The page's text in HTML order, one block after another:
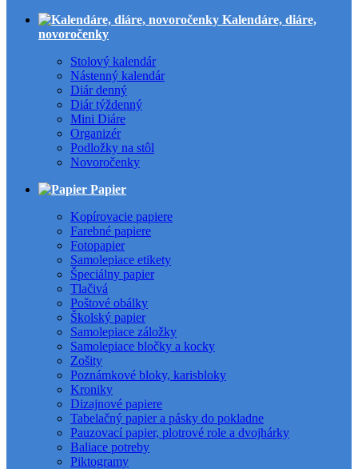
Kalendáre, diáre,
novoročenky
Stolový kalendár
Nástenný kalendár
Diár denný
Diár týždenný
Mini Diáre
Organizér
Podložky na stôl
Novoročenky
Papier
Kopírovacie papiere
Farebné papiere
Fotopapier
Samolepiace etikety
Špeciálny papier
Tlačivá
Poštové obálky
Školský papier
Samolepiace záložky
Samolepiace bločky a kocky
Zošity
Poznámkové bloky, karisbloky
Kroniky
Dizajnové papiere
Tabelačný papier a pásky do pokladne
Pauzovací papier, plotrové role a dvojhárky
Baliace potreby
Piktogramy